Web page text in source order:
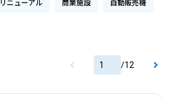
リニューアル 商業施設 自動販売機
/12